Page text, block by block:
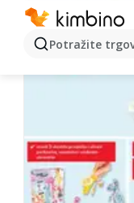
Potražite